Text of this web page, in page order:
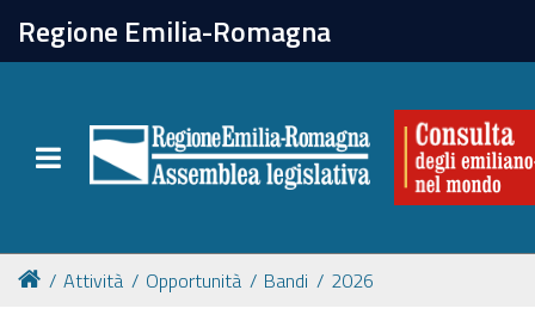
Regione Emilia-Romagna
Toggle navigation
chiudi
Attività
Per chi vive all'estero
Attività Opportunità Bandi 2026